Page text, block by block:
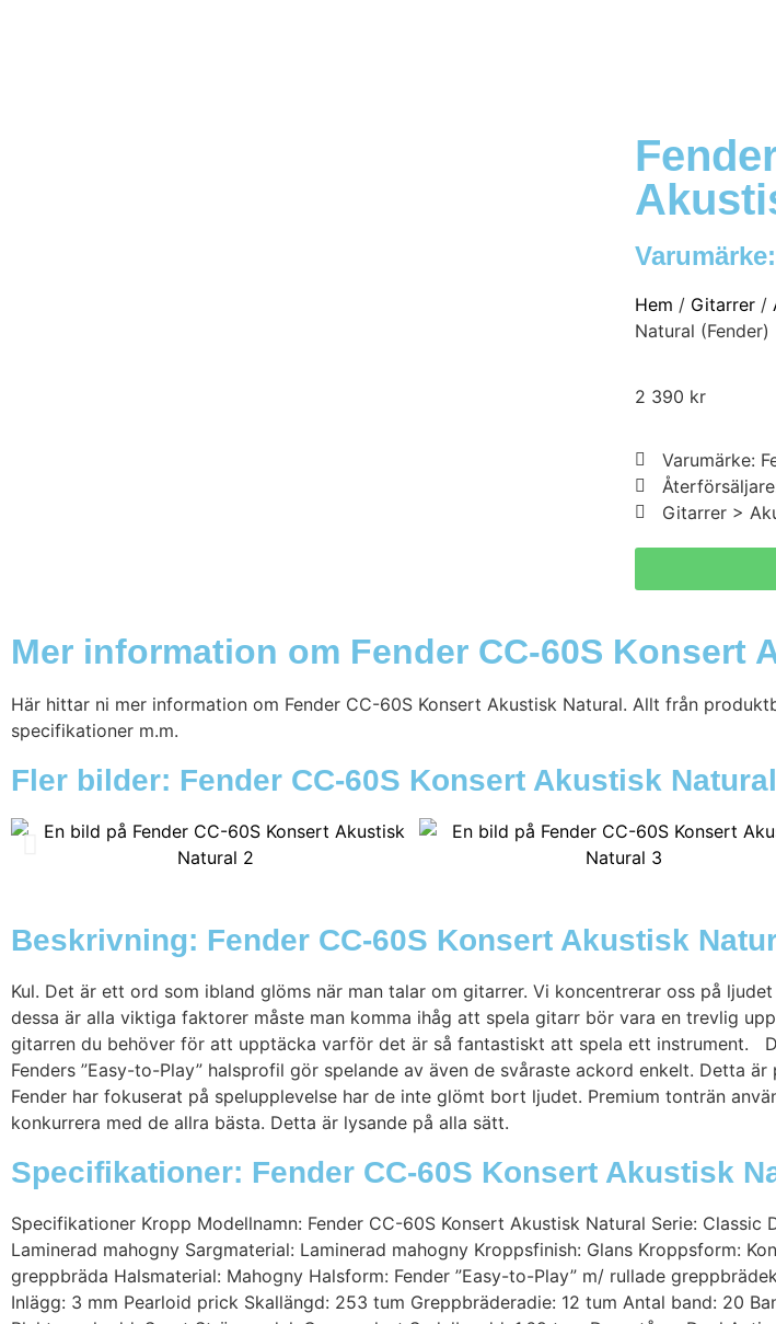
Varumärke:
Hem / Gitarrer /
Natural (Fender)
2 390 kr
Varumärke:
Gitarrer >
Mer information om Fender CC-60S Konsert
Här hittar ni mer information om Fender CC-60S Konsert Akustisk Natural. Allt från
specifikationer m.m.
Fler bilder: Fender CC-60S Konsert Akustisk Natural
Beskrivning: Fender CC-60S Konsert Akustisk
Kul. Det är ett ord som ibland glöms när man talar om gitarrer. Vi koncentrerar oss på
dessa är alla viktiga faktorer måste man komma ihåg att spela gitarr bör vara en trevlig
gitarren du behöver för att upptäcka varför det är så fantastiskt att spela ett instrument.
Fenders ”Easy-to-Play” halsprofil gör spelande av även de svåraste ackord enkelt. Detta
Fender har fokuserat på spelupplevelse har de inte glömt bort ljudet. Premium tonträn
konkurrera med de allra bästa. Detta är lysande på alla sätt.
Specifikationer: Fender CC-60S Konsert Akustisk
Specifikationer Kropp Modellnamn: Fender CC-60S Konsert Akustisk Natural Serie:
Laminerad mahogny Sargmaterial: Laminerad mahogny Kroppsfinish: Glans Kroppsform:
greppbräda Halsmaterial: Mahogny Halsform: Fender ”Easy-to-Play” m/ rullade
Inlägg: 3 mm Pearloid prick Skallängd: 253 tum Greppbräderadie: 12 tum Antal band: 20